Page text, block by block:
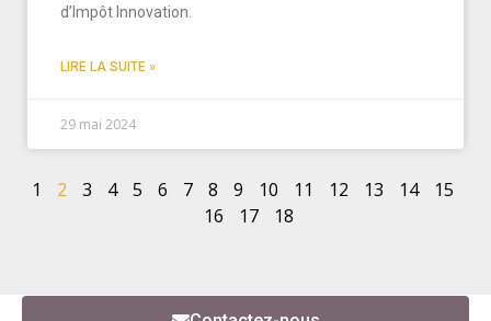
d’Impôt Innovation.
LIRE LA SUITE »
29 mai 2024
1 2 3 4 5 6 7 8 9 10 11 12 13 14
15
16
17 18